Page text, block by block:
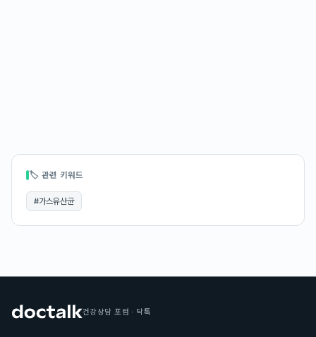
🏷 관련 키워드
#가스유산균
건강상담 포럼 · 닥톡